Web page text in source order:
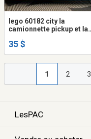
lego 60182 city la
camionnette pickup et la
35 $
1 2 3
LesPAC